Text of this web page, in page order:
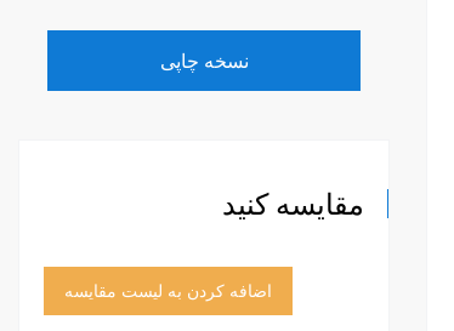
نسخه چاپی
مقایسه کنید
اضافه کردن به لیست مقایسه